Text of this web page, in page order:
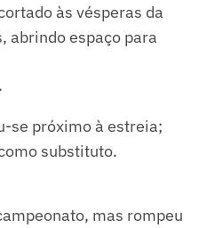
às vésperas da
abrindo espaço para
se próximo à estreia;
substituto.
mas rompeu